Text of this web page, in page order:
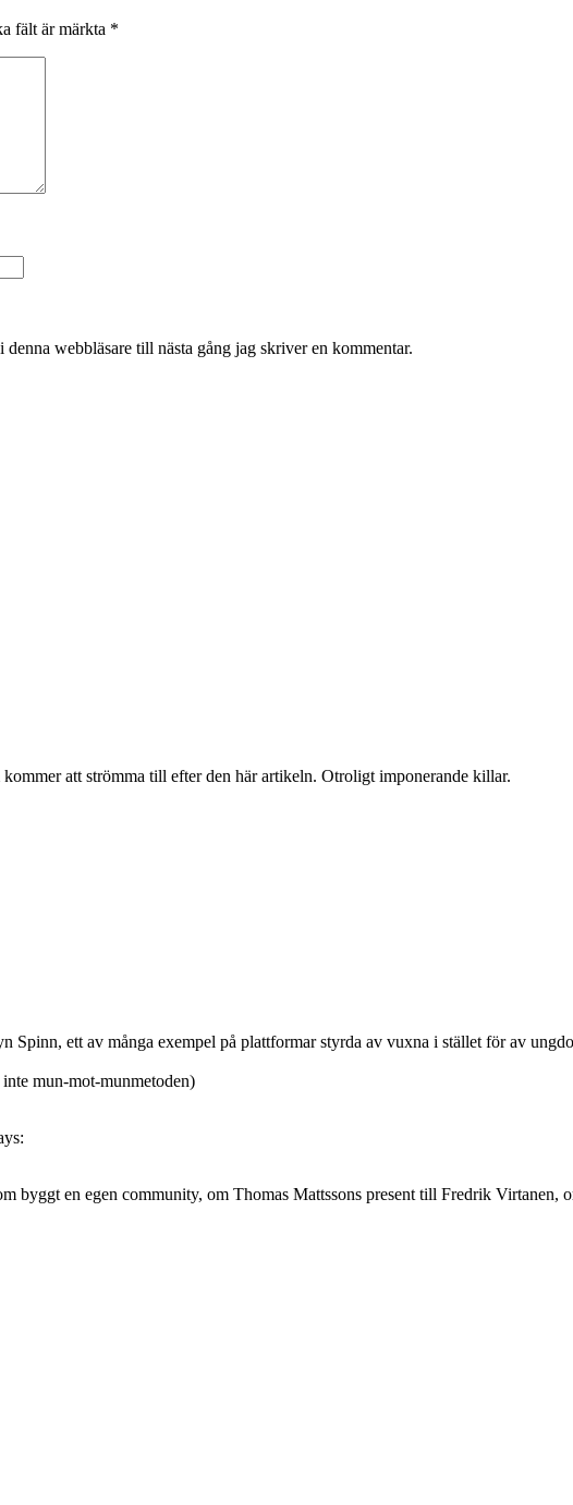
fält är märkta *
webbläsare till nästa gång jag skriver en kommentar.
att strömma till efter den här artikeln. Otroligt imponerande killar.
ett av många exempel på plattformar styrda av vuxna i stället för av
mun-mot-munmetoden)
byggt en egen community, om Thomas Mattssons present till Fredrik